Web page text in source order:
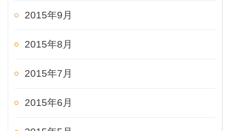
2015年9月
2015年8月
2015年7月
2015年6月